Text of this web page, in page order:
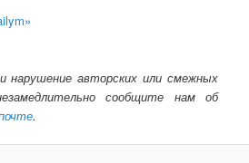
нарушение авторских или смежных
сообщите нам об
.